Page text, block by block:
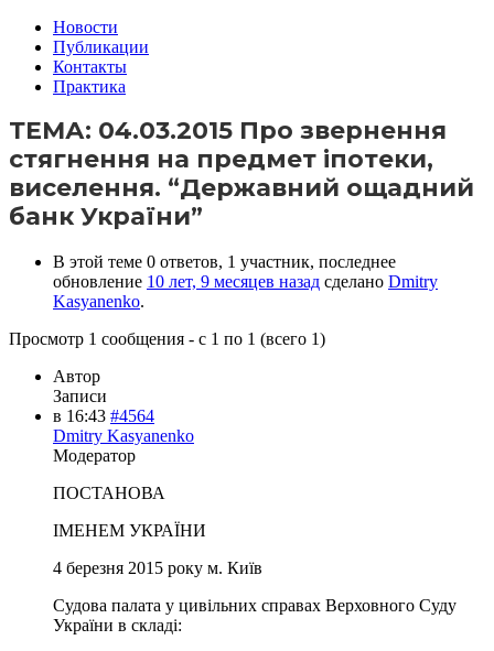
Новости
Публикации
Контакты
Практика
ТЕМА: 04.03.2015 Про звернення
стягнення на предмет іпотеки,
виселення. “Державний ощадний
банк України”
В этой теме 0 ответов, 1 участник, последнее
обновление 10 лет, 9 месяцев назад сделано Dmitry
Kasyanenko.
Просмотр 1 сообщения - с 1 по 1 (всего 1)
Автор
Записи
в 16:43 #4564
Dmitry Kasyanenko
Модератор
ПОСТАНОВА
ІМЕНЕМ УКРАЇНИ
4 березня 2015 року м. Київ
Судова палата у цивільних справах Верховного Суду
України в складі: